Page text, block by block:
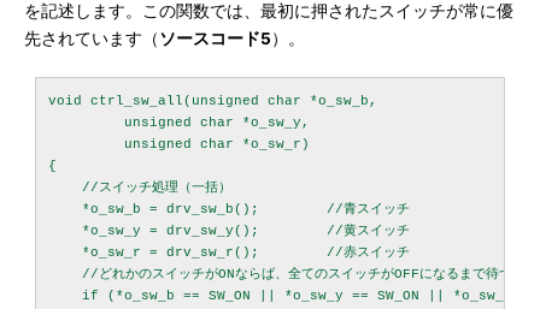
を記述します。この関数では、最初に押されたスイッチが常に優
先されています（ソースコード5）。
void ctrl_sw_all(unsigned char *o_sw_b,
         unsigned char *o_sw_y,
         unsigned char *o_sw_r)
{
    //スイッチ処理（一括）
    *o_sw_b = drv_sw_b();        //青スイッチ
    *o_sw_y = drv_sw_y();        //黄スイッチ
    *o_sw_r = drv_sw_r();        //赤スイッチ
    //どれかのスイッチがONならば、全てのスイッチがOFFになるまで待つ
if (*o_sw_b == SW_ON || *o_sw_y == SW_ON || *o_sw_r